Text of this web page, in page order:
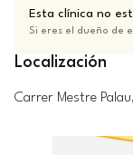
Esta clínica no
Si eres el dueño de
Localización
Carrer Mestre